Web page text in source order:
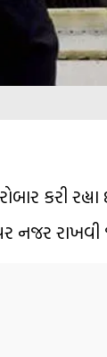
કરી
નજર